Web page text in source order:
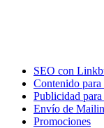
SEO con
Contenido para
Publicidad para
Envío de
Promociones